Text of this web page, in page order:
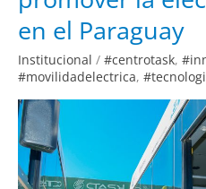
en el Paraguay
Institucional / #centrotask,
#movilidadelectrica,
promover
electromovilidad
en
el
Paraguay